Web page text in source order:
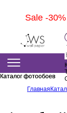
Sale -
Каталог фотообоев
Каталог фотообоев
Главная